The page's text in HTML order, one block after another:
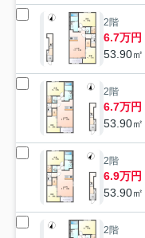
2階
6.7万円
53.90㎡
2階
6.7万円
53.90㎡
2階
6.9万円
53.90㎡
2階